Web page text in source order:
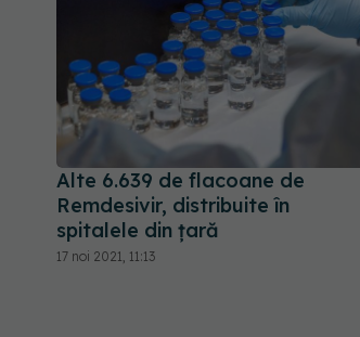
Alte 6.639 de flacoane de
Remdesivir, distribuite în
spitalele din țară
17 noi 2021, 11:13